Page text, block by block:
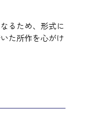
るため、形式に
た所作を心がけ